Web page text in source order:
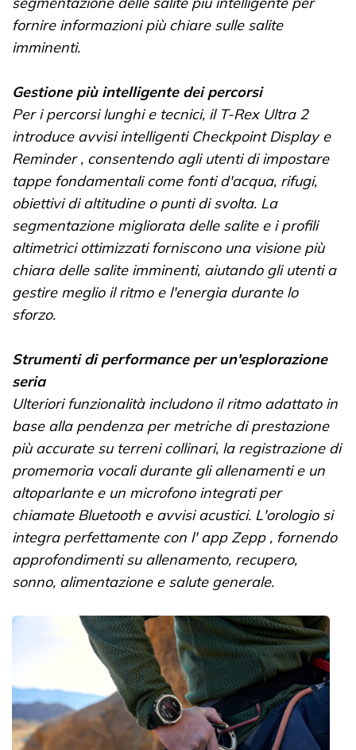
fornire informazioni più chiare sulle salite
imminenti.
Gestione più intelligente dei percorsi
Per i percorsi lunghi e tecnici, il T-Rex Ultra 2
introduce avvisi intelligenti Checkpoint Display e
Reminder , consentendo agli utenti di impostare
tappe fondamentali come fonti d'acqua, rifugi,
obiettivi di altitudine o punti di svolta. La
segmentazione migliorata delle salite e i profili
altimetrici ottimizzati forniscono una visione più
chiara delle salite imminenti, aiutando gli utenti a
gestire meglio il ritmo e l'energia durante lo
sforzo.
Strumenti di performance per un'esplorazione
seria
Ulteriori funzionalità includono il ritmo adattato in
base alla pendenza per metriche di prestazione
più accurate su terreni collinari, la registrazione di
promemoria vocali durante gli allenamenti e un
altoparlante e un microfono integrati per
chiamate Bluetooth e avvisi acustici. L'orologio si
integra perfettamente con l' app Zepp , fornendo
approfondimenti su allenamento, recupero,
sonno, alimentazione e salute generale.